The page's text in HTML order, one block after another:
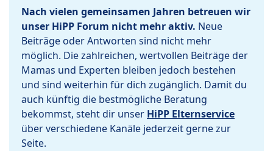
Nach vielen gemeinsamen Jahren betreuen wir
unser HiPP Forum nicht mehr aktiv. Neue
Beiträge oder Antworten sind nicht mehr
möglich. Die zahlreichen, wertvollen Beiträge der
Mamas und Experten bleiben jedoch bestehen
und sind weiterhin für dich zugänglich. Damit du
auch künftig die bestmögliche Beratung
bekommst, steht dir unser HiPP Elternservice
über verschiedene Kanäle jederzeit gerne zur
Seite.